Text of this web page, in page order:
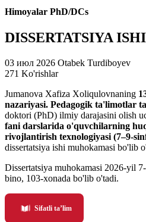
Himoyalar PhD/DCs
DISSERTATSIYA
03 июл 2026 Otabek Turdiboyev
271 Ko'rishlar
Jumanova Xafiza Xoliqulovnaning
nazariyasi. Pedagogik ta'limotlar
doktori (PhD) ilmiy darajasini olish
fani darslarida o'quvchilarning
rivojlantirish texnologiyasi (7–9-
dissertatsiya ishi muhokamasi bo'lib
Dissertatsiya muhokamasi 2026-yil
bino, 103-xonada bo'lib o'tadi.
Sifatli ta’lim